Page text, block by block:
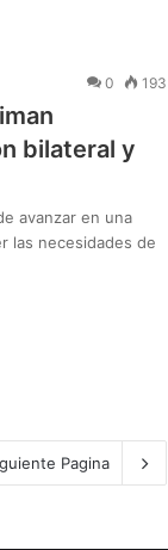
0 193
bilateral y
avanzar en una
las necesidades de
Pagina